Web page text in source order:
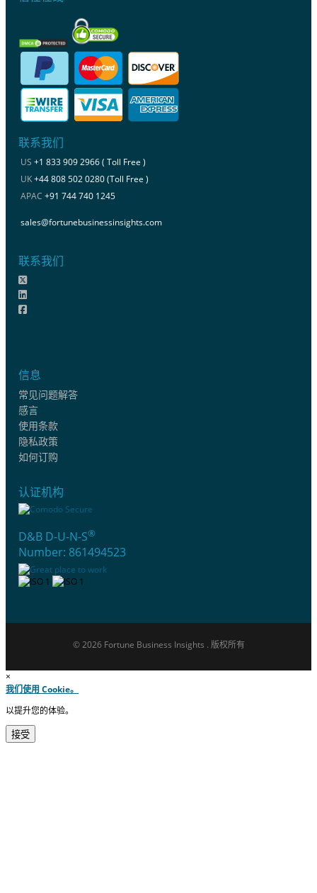
联系我们
US +1 833 909 2966 ( Toll Free )
UK+44 808 502 0280 (Toll Free )
APAC +91 744 740 1245
sales@fortunebusinessinsights.com
联系我们
信息
常见问题解答
感言
使用条款
隐私政策
如何订购
认证机构
D&B D-U-N-S®
Number: 861494523
© 2026 Fortune Business Insights . 版权所有
×
我们使用 Cookie。
以提升您的体验。
接受